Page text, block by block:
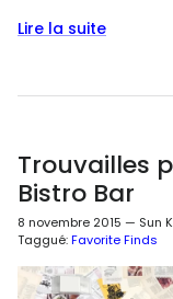
Lire la suite
Trouvailles
Bistro Bar
8 novembre 2015 — Sun
Taggué:Favorite Finds